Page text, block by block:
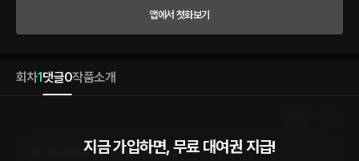
앱에서 첫화보기
회차1댓글0작품소개
지금 가입하면, 무료 대여권 지급!
로그인 하고 댓글을 남겨보세요